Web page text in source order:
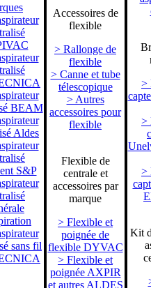
BEAM
Aldes
S&P
sans fil
Accessoires de
flexible
> Rallonge de
flexible
> Canne et tube
télescopique
> Autres
accessoires pour
flexible
Flexible de
centrale et
accessoires par
marque
> Flexible et
poignée de
flexible DYVAC
> Flexible et
poignée AXPIR
et autres ALDES
>
>
>
Kit